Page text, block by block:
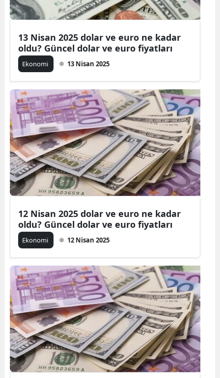
13 Nisan 2025 dolar ve euro ne kadar
oldu? Güncel dolar ve euro fiyatları
Ekonomi 13 Nisan 2025
12 Nisan 2025 dolar ve euro ne kadar
oldu? Güncel dolar ve euro fiyatları
Ekonomi 12 Nisan 2025